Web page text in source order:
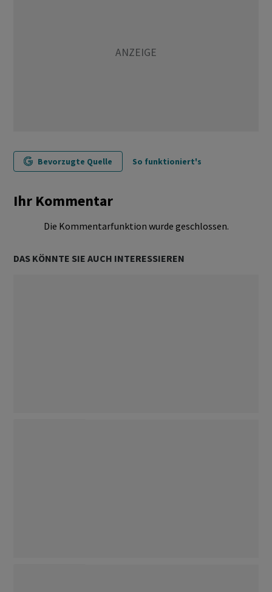
Bevorzugte Quelle So funktioniert's
Ihr Kommentar
Die Kommentarfunktion wurde geschlossen.
DAS KÖNNTE SIE AUCH INTERESSIEREN